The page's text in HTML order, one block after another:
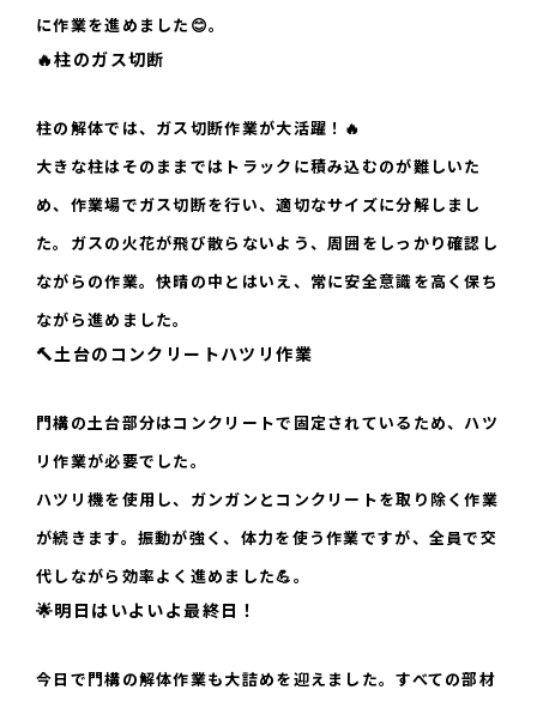
に作業を進めました😊。
🔥柱のガス切断
柱の解体では、ガス切断作業が大活躍！🔥
大きな柱はそのままではトラックに積み込むのが難しいた
め、作業場でガス切断を行い、適切なサイズに分解しまし
た。ガスの火花が飛び散らないよう、周囲をしっかり確認し
ながらの作業。快晴の中とはいえ、常に安全意識を高く保ち
ながら進めました。
🔨土台のコンクリートハツリ作業
門構の土台部分はコンクリートで固定されているため、ハツ
リ作業が必要でした。
ハツリ機を使用し、ガンガンとコンクリートを取り除く作業
が続きます。振動が強く、体力を使う作業ですが、全員で交
代しながら効率よく進めました💪。
🌟明日はいよいよ最終日！
今日で門構の解体作業も大詰めを迎えました。すべての部材